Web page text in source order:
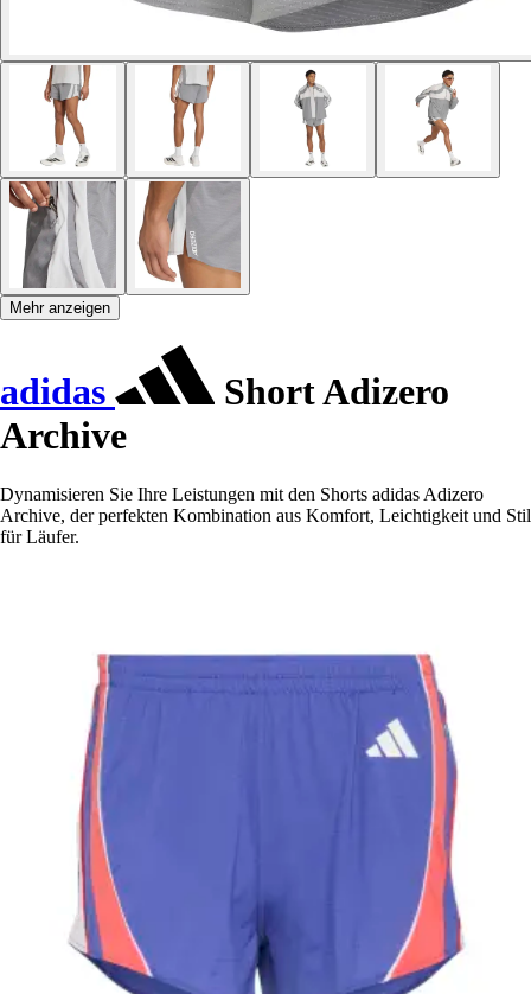
Mehr anzeigen
adidas
Short Adizero
Archive
Dynamisieren Sie Ihre Leistungen mit den Shorts adidas Adizero
Archive, der perfekten Kombination aus Komfort, Leichtigkeit und Stil
für Läufer.